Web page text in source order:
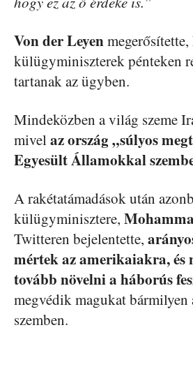
Von der Leyen
külügyminiszterek pénteken
tartanak az ügyben.
Mindeközben a világ szeme
mivelaz ország „súlyos
Egyesült Államokkal
A rakétatámadások után
külügyminisztere,
Twitteren bejelentette,
mértek az amerikaiakra, és
tovább növelni a háborús
megvédik magukat bármilyen
szemben.